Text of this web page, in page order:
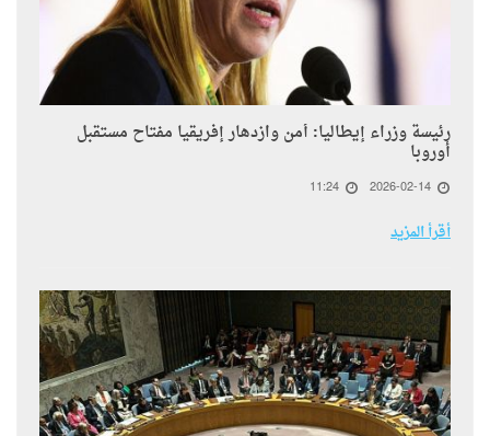
رئيسة وزراء إيطاليا: أمن وازدهار إفريقيا مفتاح مستقبل
أوروبا
2026-02-14
11:24
أقرأ المزيد